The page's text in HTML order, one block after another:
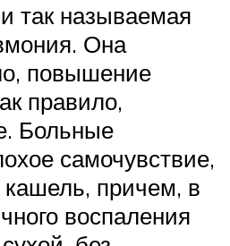
так называемая
Она
повышение
правило,
Больные
самочувствие,
причем, в
воспаления